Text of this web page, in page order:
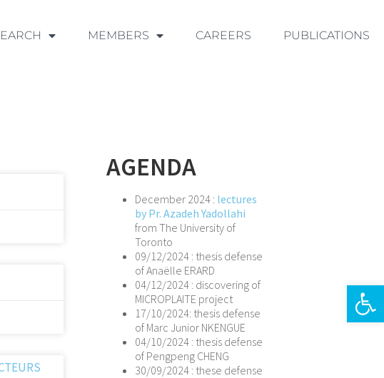
Ouvrir
MEMBERS CAREERS PUBLICATIONS
AGENDA
December 2024 : lectures
by Pr. Azadeh Yadollahi
from The University of
Toronto
09/12/2024 : thesis defense
of Anaëlle ERARD
04/12/2024 : discovering of
MICROPLAITE project
17/10/2024: thesis defense
of Marc Junior NKENGUE
04/10/2024 : thesis defense
of Pengpeng CHENG
30/09/2024 : these defense